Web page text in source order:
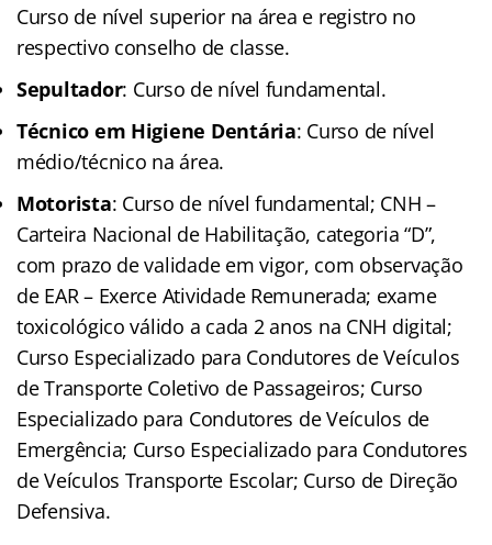
Curso de nível superior na área e registro no
respectivo conselho de classe.
Sepultador: Curso de nível fundamental.
Técnico em Higiene Dentária: Curso de nível
médio/técnico na área.
Motorista: Curso de nível fundamental; CNH –
Carteira Nacional de Habilitação, categoria “D”,
com prazo de validade em vigor, com observação
de EAR – Exerce Atividade Remunerada; exame
toxicológico válido a cada 2 anos na CNH digital;
Curso Especializado para Condutores de Veículos
de Transporte Coletivo de Passageiros; Curso
Especializado para Condutores de Veículos de
Emergência; Curso Especializado para Condutores
de Veículos Transporte Escolar; Curso de Direção
Defensiva.